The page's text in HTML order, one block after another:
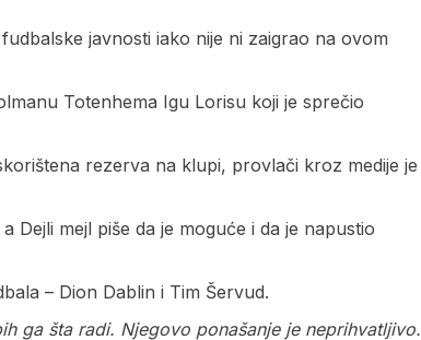
javnosti iako nije ni zaigrao na ovom
Totenhema Igu Lorisu koji je sprečio
rezerva na klupi, provlači kroz medije je
Dejli mejl piše da je moguće i da je napustio
– Dion Dablin i Tim Šervud.
ga šta radi. Njegovo ponašanje je neprihvatljivo.